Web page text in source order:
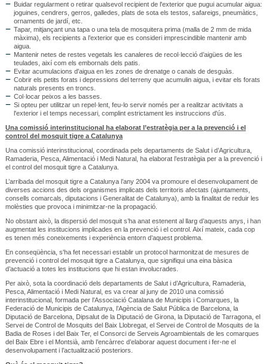
Buidar regularment o retirar qualsevol recipient de l'exterior que pugui acumular aigua:
joguines, cendrers, gerros, galledes, plats de sota els testos, safareigs, pneumàtics,
ornaments de jardí, etc.
Tapar, mitjançant una tapa o una tela de mosquitera prima (malla de 2 mm de mida
màxima), els recipients a l’exterior que es consideri imprescindible mantenir amb
aigua.
Mantenir netes de restes vegetals les canaleres de recol·lecció d’aigües de les
teulades, així com els embornals dels patis.
Evitar acumulacions d'aigua en les zones de drenatge o canals de desguàs.
Cobrir els petits forats i depressions del terreny que acumulin aigua, i evitar els forats
naturals presents en troncs.
Col·locar peixos a les basses.
Si opteu per utilitzar un repel·lent, feu-lo servir només per a realitzar activitats a
l'exterior i el temps necessari, complint estrictament les instruccions d'ús.
Una comissió interinstitucional ha elaborat l’estratègia per a la prevenció i el
control del mosquit tigre a Catalunya
Una comissió interinstitucional, coordinada pels departaments de Salut i d’Agricultura,
Ramaderia, Pesca, Alimentació i Medi Natural, ha elaborat l’estratègia per a la prevenció i
el control del mosquit tigre a Catalunya.
L’arribada del mosquit tigre a Catalunya l’any 2004 va promoure el desenvolupament de
diverses accions des dels organismes implicats dels territoris afectats (ajuntaments,
consells comarcals, diputacions i Generalitat de Catalunya), amb la finalitat de reduir les
molèsties que provoca i minimitzar-ne la propagació.
No obstant això, la dispersió del mosquit s’ha anat estenent al llarg d’aquests anys, i han
augmentat les institucions implicades en la prevenció i el control. Així mateix, cada cop
es tenen més coneixements i experiència entorn d’aquest problema.
En conseqüència, s'ha fet necessari establir un protocol harmonitzat de mesures de
prevenció i control del mosquit tigre a Catalunya, que signifiqui una eina bàsica
d’actuació a totes les institucions que hi estan involucrades.
Per això, sota la coordinació dels departaments de Salut i d’Agricultura, Ramaderia,
Pesca, Alimentació i Medi Natural, es va crear al juny de 2010 una comissió
interinstitucional, formada per l’Associació Catalana de Municipis i Comarques, la
Federació de Municipis de Catalunya, l’Agència de Salut Pública de Barcelona, la
Diputació de Barcelona, Dipsalut de la Diputació de Girona, la Diputació de Tarragona, el
Servei de Control de Mosquits del Baix Llobregat, el Servei de Control de Mosquits de la
Badia de Roses i del Baix Ter, el Consorci de Serveis Agroambientals de les comarques
del Baix Ebre i el Montsià, amb l’encàrrec d’elaborar aquest document i fer-ne el
desenvolupament i l’actualització posteriors.